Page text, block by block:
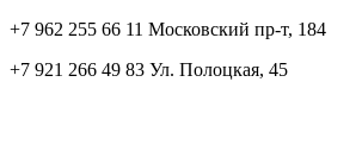
+7 962 255 66 11 Московский пр-т, 184
+7 921 266 49 83 Ул. Полоцкая, 45